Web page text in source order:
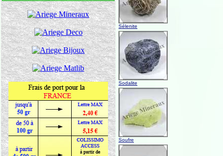
Sélenite
Sodalite
Soufre